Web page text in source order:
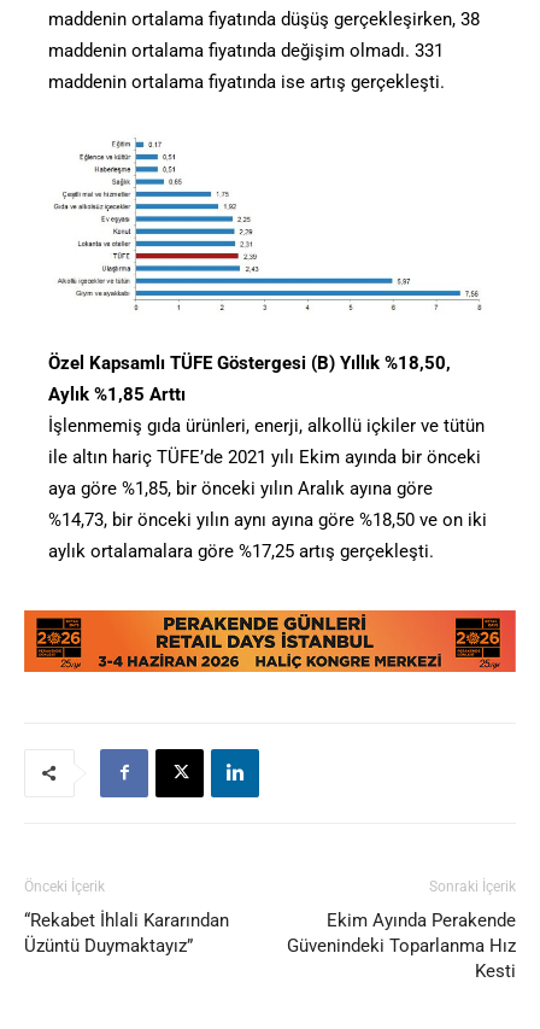
maddenin ortalama fiyatında düşüş gerçekleşirken, 38
maddenin ortalama fiyatında değişim olmadı. 331
maddenin ortalama fiyatında ise artış gerçekleşti.
Özel Kapsamlı TÜFE Göstergesi (B) Yıllık %18,50,
Aylık %1,85 Arttı
İşlenmemiş gıda ürünleri, enerji, alkollü içkiler ve tütün
ile altın hariç TÜFE’de 2021 yılı Ekim ayında bir önceki
aya göre %1,85, bir önceki yılın Aralık ayına göre
%14,73, bir önceki yılın aynı ayına göre %18,50 ve on iki
aylık ortalamalara göre %17,25 artış gerçekleşti.
Önceki İçerik
“Rekabet İhlali Kararından
Üzüntü Duymaktayız”
Sonraki İçerik
Ekim Ayında Perakende
Güvenindeki Toparlanma Hız
Kesti